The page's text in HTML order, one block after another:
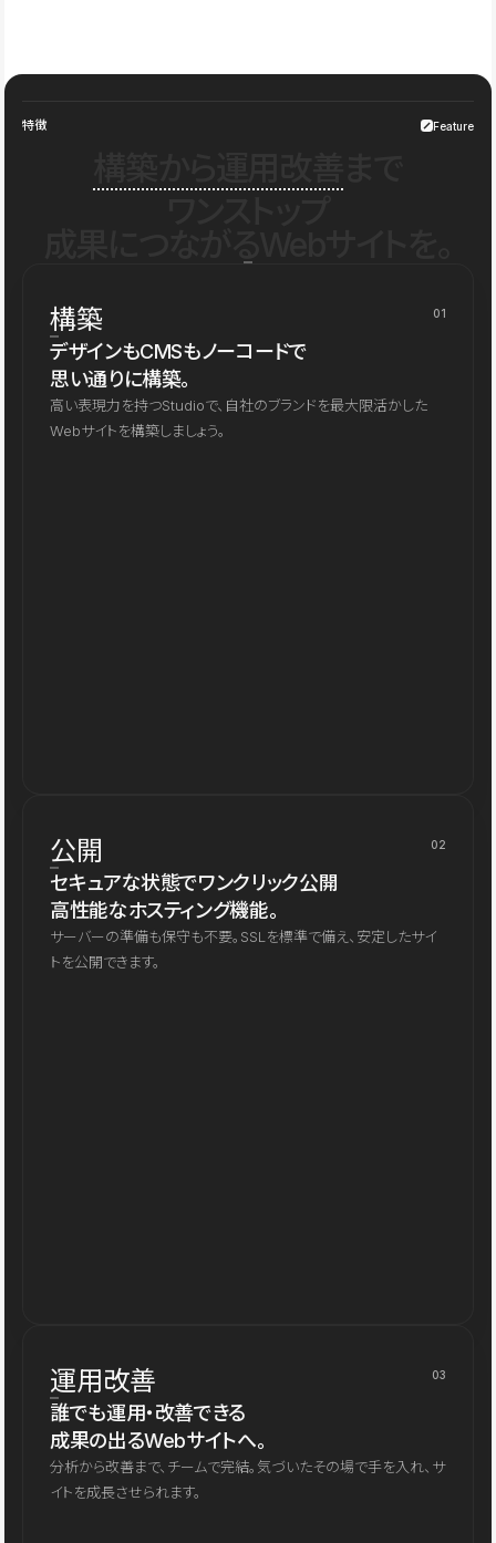
特徴 Feature
構築 01
デザインもCMSもノーコードで
思い通りに構築。
高い表現力を持つStudioで、自社のブランドを最大限活かした
Webサイトを構築しましょう。
公開 02
セキュアな状態でワンクリック公開
高性能なホスティング機能。
サーバーの準備も保守も不要。SSLを標準で備え、安定したサイ
トを公開できます。
運用改善 03
誰でも運用・改善できる
成果の出るWebサイトへ。
分析から改善まで、チームで完結。気づいたその場で手を入れ、サ
イトを成長させられます。